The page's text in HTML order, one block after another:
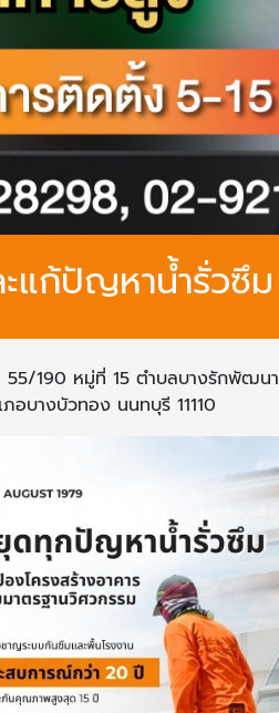
แก้ปัญหาน้ำรั่วซึม
55/190 หมู่ที่ 15 ตำบลบางรักพัฒนา
ภอบางบัวทอง นนทบุรี 11110